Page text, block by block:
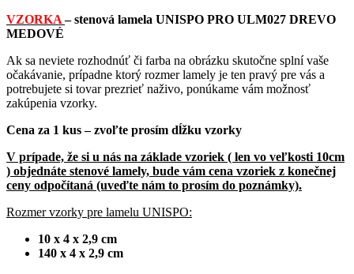
VZORKA – stenová lamela UNISPO PRO ULM027 DREVO
MEDOVÉ
Ak sa neviete rozhodnúť či farba na obrázku skutočne splní vaše
očakávanie, prípadne ktorý rozmer lamely je ten pravý pre vás a
potrebujete si tovar prezrieť naživo, ponúkame vám možnosť
zakúpenia vzorky.
Cena za 1 kus – zvoľte prosím dĺžku vzorky
V prípade, že si u nás na základe vzoriek ( len vo veľkosti 10cm
) objednáte stenové lamely, bude vám cena vzoriek z konečnej
ceny odpočítaná (uveďte nám to prosím do poznámky).
Rozmer vzorky pre lamelu UNISPO:
10 x 4 x 2,9 cm
140 x 4 x 2,9 cm